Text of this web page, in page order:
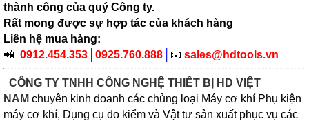
thành công của quý Công ty.
Rất mong được sự hợp tác của khách hàng
Liên hệ mua hàng:
📲 0912.454.353 0925.760.888 📧 sales@hdtools.vn
CÔNG TY TNHH CÔNG NGHỆ THIẾT BỊ HD VIỆT
NAM chuyên kinh doanh các chủng loại Máy cơ khí Phụ kiện
máy cơ khí, Dụng cụ đo kiểm và Vật tư sản xuất phục vụ các